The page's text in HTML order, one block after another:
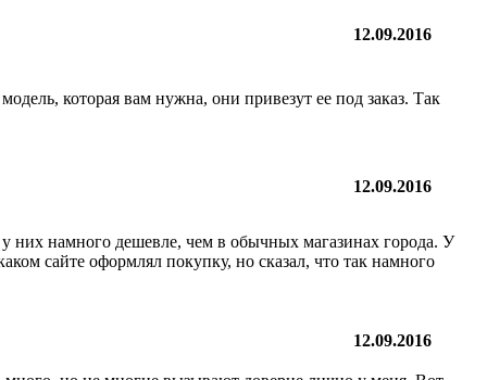
12.09.2016
которая вам нужна, они привезут ее под заказ. Так
12.09.2016
них намного дешевле, чем в обычных магазинах города. У
сайте оформлял покупку, но сказал, что так намного
12.09.2016